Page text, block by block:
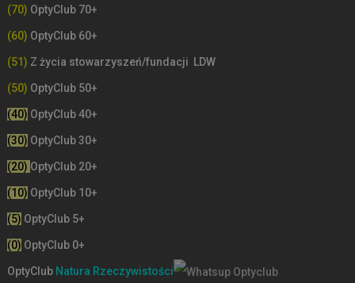
(70) OptyClub 70+
(60) OptyClub 60+
(51) Z życia stowarzyszeń/fundacji LDW
(50) OptyClub 50+
(40) OptyClub 40+
(30) OptyClub 30+
(20) OptyClub 20+
(10) OptyClub 10+
(5) OptyClub 5+
(0) OptyClub 0+
OptyClub Natura Rzeczywistości